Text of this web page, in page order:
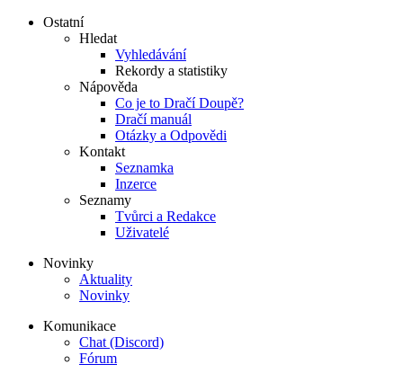
Ostatní
Hledat
Vyhledávání
Rekordy a statistiky
Nápověda
Co je to Dračí Doupě?
Dračí manuál
Otázky a Odpovědi
Kontakt
Seznamka
Inzerce
Seznamy
Tvůrci a Redakce
Uživatelé
Novinky
Aktuality
Novinky
Komunikace
Chat (Discord)
Fórum